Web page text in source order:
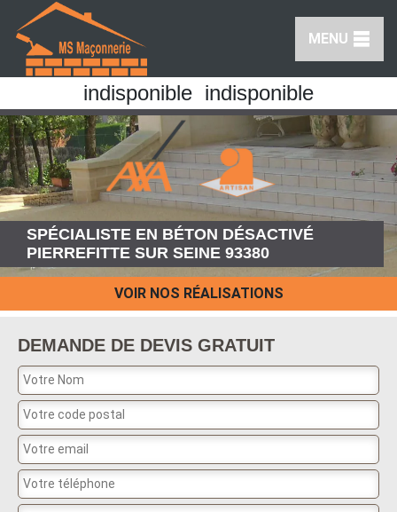
MENU
indisponible indisponible
SPÉCIALISTE EN BÉTON DÉSACTIVÉ
PIERREFITTE SUR SEINE 93380
VOIR NOS RÉALISATIONS
DEMANDE DE DEVIS GRATUIT